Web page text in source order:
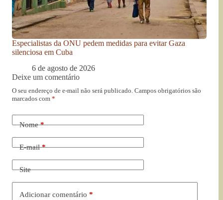
Especialistas da ONU pedem medidas para evitar Gaza
silenciosa em Cuba
6 de agosto de 2026
Deixe um comentário
O seu endereço de e-mail não será publicado. Campos obrigatórios são
marcados com *
Nome*
E-mail*
Site
Adicionar comentário *